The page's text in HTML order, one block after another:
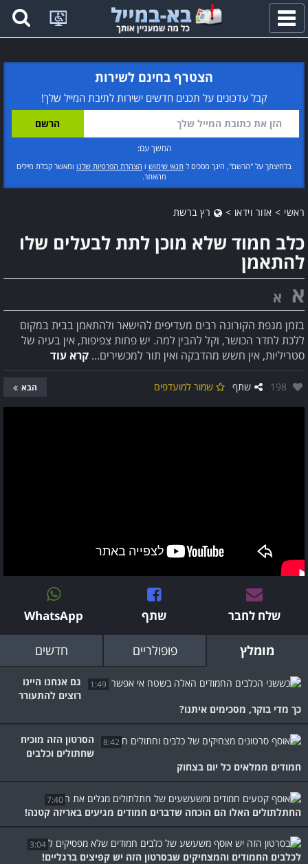
פתח
תפריט
הצטרף בחינם לשירות
קבל עדכונים על תכנים חדשים ישירות לתיבת המייל שלך!
המשך עם:
בלחיצתך על "הרשם", הינך מסכים ל תנאי שימוש ו הצהרת הפרטיות שלנו ומאשר קבלת מיילים
מהאתר.
ראשי > אזור וידאו > רץ ברשת
כלב חמוד שלא מוכן לתת לבעלים שלו
להתאמן
א א
בזמן מגפת הקורונה רבים מעדיפים להישאר ולהתאמן בבית במקום
ללכת לחדר הכושר, וקל להבין למה. יש פחות צפיפות, אין בעיה של
סטריליות, אין חשש מהדבקה ואין תור למכשירים... קרא עוד
אהבו:
198 שתף שמור למועדפים הבא
שלח לחבר שתף WhatsApp
מומלץ פופולריים חדשים
1:49
גם אנחנו היינו
רוצים להתעורר
כך מדי בוקר, מסכימים איתנו?
8:42
הסרטון הזה מוכיח
שחתולים וכלבים
חמודים ממלאים כל יום בצחוק
7:40
החתלתולים האלו הם הוכחה שדברים חמודים מגיעים באריזה קטנה!
3:04
לכלבים החמודים והמצחיקים שבסרטון הזה יש קפיצים ברגליים!